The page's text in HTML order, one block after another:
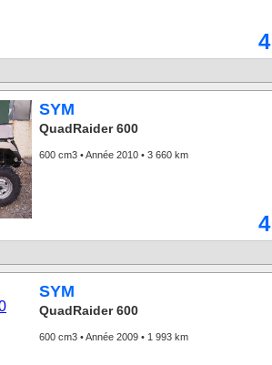
SYM
QuadRaider 600
600 cm3 • Année 2010 • 3 660 km
SYM
QuadRaider 600
600 cm3 • Année 2009 • 1 993 km